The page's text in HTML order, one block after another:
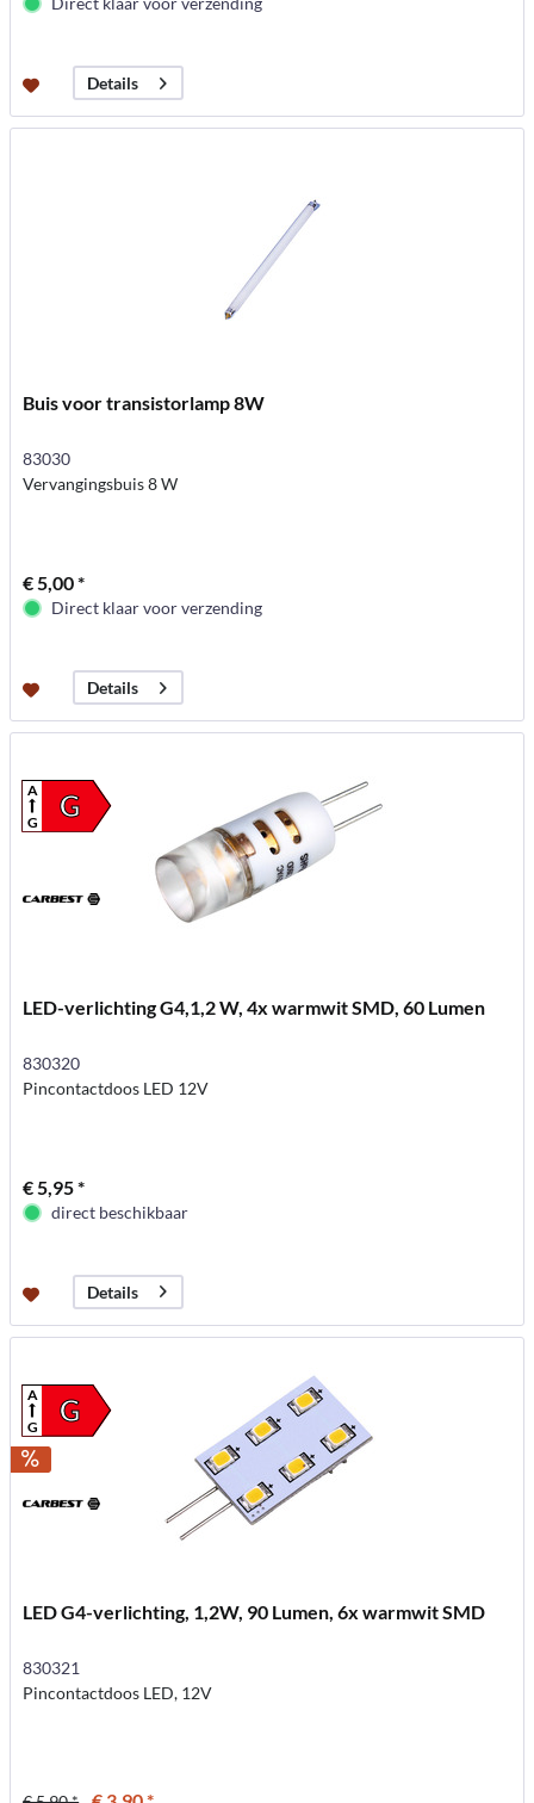
Details
Buis voor transistorlamp 8W
83030
Vervangingsbuis 8 W
€ 5,00 *
Direct klaar voor verzending
Details
G
A
G
LED-verlichting G4,1,2 W, 4x warmwit SMD, 60 Lumen
830320
Pincontactdoos LED 12V
€ 5,95 *
direct beschikbaar
Details
G
A
G
LED G4-verlichting, 1,2W, 90 Lumen, 6x warmwit SMD
830321
Pincontactdoos LED, 12V